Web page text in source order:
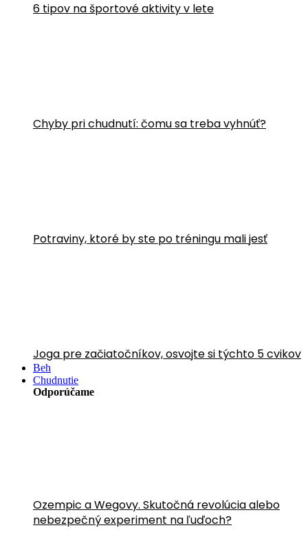
6 tipov na športové aktivity v lete
Chyby pri chudnutí: čomu sa treba vyhnúť?
Potraviny, ktoré by ste po tréningu mali jesť
Joga pre začiatočníkov, osvojte si týchto 5 cvikov
Beh
Chudnutie
Odporúčame
Ozempic a Wegovy. Skutočná revolúcia alebo
nebezpečný experiment na ľuďoch?